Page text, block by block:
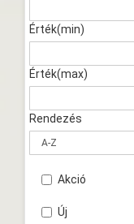
Érték(min)
Érték(max)
Rendezés
Akció
Új